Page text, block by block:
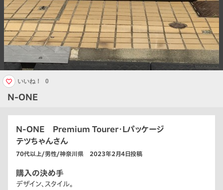
N-ONE
いいね！ 0
N-ONE Premium Tourer・Lパッケージ
テツちゃんさん
70代以上/男性/神奈川県 2023年2月4日投稿
購入の決め手
デザイン、スタイル。